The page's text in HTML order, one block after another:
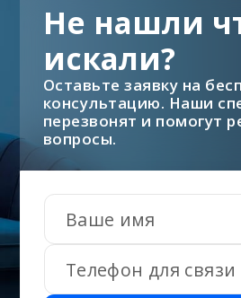
Не нашли
искали?
Оставьте заявку на
консультацию. Наши
перезвонят и помогут
вопросы.